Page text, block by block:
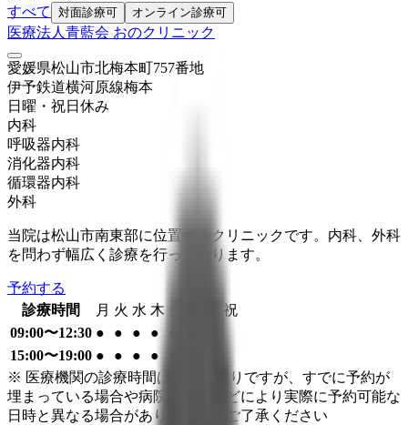
すべて
対面診療可 オンライン診療可
医療法人青藍会 おのクリニック
愛媛県松山市北梅本町757番地
伊予鉄道横河原線梅本
日曜・祝日 休み
内科
呼吸器内科
消化器内科
循環器内科
外科
当院は松山市南東部に位置するクリニックです。内科、外科
を問わず幅広く診療を行っております。
予約する
診療時間
月 火 水 木
祝
09:00〜12:30 ● ● ● ●
15:00〜19:00 ● ● ● ●
※ 医療機関の診療時間は上記の通りですが、すでに予約が
埋まっている場合や病院の都合などにより実際に予約可能な
日時と異なる場合がありますのでご了承ください